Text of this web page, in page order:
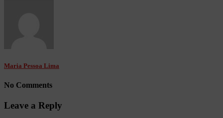
Maria Pessoa Lima
No Comments
Leave a Reply